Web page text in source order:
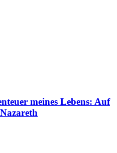
meines Lebens: Auf